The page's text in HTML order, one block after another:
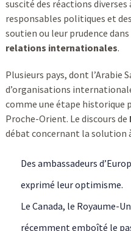
suscité des réactions diverses
responsables politiques et
soutien ou leur prudence
relations internationales.
Plusieurs pays, dont l’Arabie
d’organisations
comme une étape historique
Proche-Orient. Le discours de
débat concernant la solution
Des ambassadeurs
exprimé leur optimisme.
Le Canada, le Royaume-
récemment emboîté le